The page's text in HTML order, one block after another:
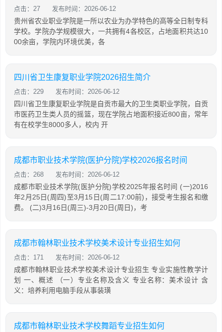
点击：27 发布时间：2026-06-12
贵州省农业职业学院是一所以农业为办学特色的高等全日制专科
学校。学院办学规模很大，一共拥有4各校区，占地面积共达10
00余亩，学院内环境优美，各
四川省卫生康复职业学院2026招生简介
点击：229 发布时间：2026-06-12
四川省卫生康复职业学院是自贡市最大的卫生类职业学院，自贡
市医药卫生类人员的摇篮，现在学院占地面积接近800亩，常年
有在校学生8000多人，校内 开
成都市职业技术学院(医护分院)学校2026报名时间
点击：268 发布时间：2026-06-12
成都市职业技术学院(医护分院)学校2025年报名时间 (一)2016
年2月25日(周四)至3月15日(周二17:00前)，接受考生报名和缴
费。 (二)3月16日(周三)-3月20日(周日)，考
成都市翰林职业技术学校美术设计专业招生如何
点击：171 发布时间：2026-06-12
成都市翰林职业技术学校美术设计专业招生 专业实施性教学计
划 一、概述 （一）专业名称及含义 专业名称：美术设计 含
义：培养利用电脑手段从事装璜
成都市翰林职业技术学校舞蹈专业招生如何